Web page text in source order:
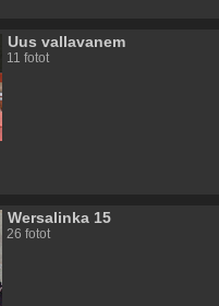
Uus vallavanem
11 fotot
Wersalinka 15
26 fotot